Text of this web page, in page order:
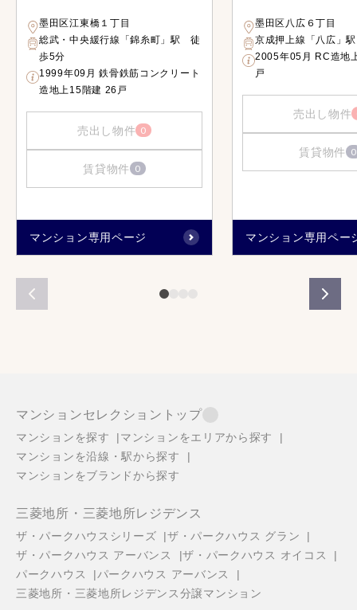
墨田区江東橋１丁目
総武・中央緩行線「錦糸町」駅 徒
歩5分
1999年09月 鉄骨鉄筋コンクリート
造地上15階建 26戸
売出し物件 0
賃貸物件 0
マンション専用ページ
墨田区八広６丁目
京成押上線「八広」
2005年05月 RC造地
戸
売出し物件
賃貸物件 0
マンション専用ペー
マンションセレクショントップ
マンションを探す
マンションをエリアから探す
マンションを沿線・駅から探す
マンションをブランドから探す
三菱地所・三菱地所レジデンス
ザ・パークハウスシリーズ
ザ・パークハウス グラン
ザ・パークハウス アーバンス
ザ・パークハウス オイコス
パークハウス
パークハウス アーバンス
三菱地所・三菱地所レジデンス分譲マンション